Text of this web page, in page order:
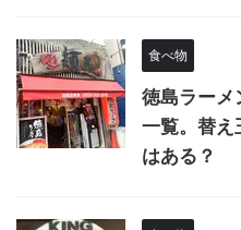
食べ物
徳島ラーメ
一覧。替え
はある？